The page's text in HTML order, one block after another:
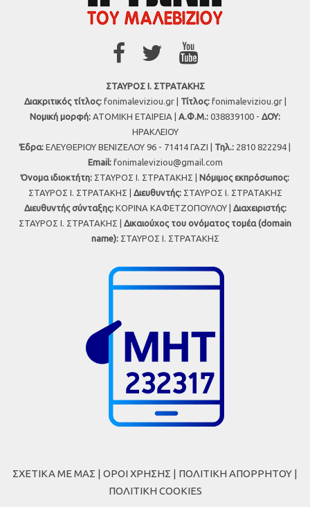
ΣΤΑΥΡΟΣ Ι. ΣΤΡΑΤΑΚΗΣ
Διακριτικός τίτλος:fonimaleviziou.gr | Τίτλος:fonimaleviziou.gr |
Νομική μορφή: ΑΤΟΜΙΚΗ ΕΤΑΙΡΕΙΑ | Α.Φ.Μ.: 038839100 - ΔΟΥ:
ΗΡΑΚΛΕΙΟΥ
Έδρα: ΕΛΕΥΘΕΡΙΟΥ ΒΕΝΙΖΕΛΟΥ 96 - 71414 ΓΑΖΙ | Τηλ.: 2810 822294 |
Εmail: fonimaleviziou@gmail.com
Όνομα ιδιοκτήτη: ΣΤΑΥΡΟΣ Ι. ΣΤΡΑΤΑΚΗΣ | Νόμιμος εκπρόσωπος:
ΣΤΑΥΡΟΣ Ι. ΣΤΡΑΤΑΚΗΣ | Διευθυντής:ΣΤΑΥΡΟΣ Ι. ΣΤΡΑΤΑΚΗΣ
Διευθυντής σύνταξης:ΚΟΡΙΝΑ ΚΑΦΕΤΖΟΠΟΥΛΟΥ | Διαχειριστής:
ΣΤΑΥΡΟΣ Ι. ΣΤΡΑΤΑΚΗΣ | Δικαιούχος του ονόματος τομέα (domain
name):ΣΤΑΥΡΟΣ Ι. ΣΤΡΑΤΑΚΗΣ
ΣΧΕΤΙΚΑ ΜΕ ΜΑΣ | ΟΡΟΙ ΧΡΗΣΗΣ | ΠΟΛΙΤΙΚΗ ΑΠΟΡΡΗΤΟΥ |
ΠΟΛΙΤΙΚΗ COOKIES